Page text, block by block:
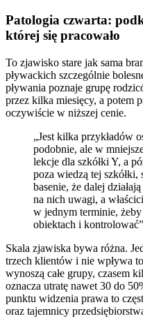
Patologia czwarta:
której się pracowało
To zjawisko stare jak sama
pływackich szczególnie
pływania poznaje grupę
przez kilka miesięcy, a potem
oczywiście w niższej cenie.
„Jest kilka przykładów
podobnie, ale w
lekcje dla szkółki Y, a
poza wiedzą tej szkółki,
basenie, że dalej
na nich uwagi, a
w jednym terminie,
obiektach i
Skala zjawiska bywa różna.
trzech klientów i nie wpływa
wynoszą całe grupy, czasem
oznacza utratę nawet 30 do
punktu widzenia prawa to
oraz tajemnicy